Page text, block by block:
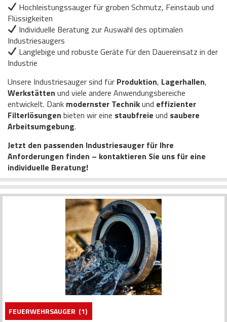
Hochleistungssauger für groben Schmutz, Feinstaub und
Flüssigkeiten
Individuelle Beratung zur Auswahl des optimalen
Industriesaugers
Langlebige und robuste Geräte für den Dauereinsatz in der
Industrie
Unsere Industriesauger sind für Produktion, Lagerhallen,
Werkstätten und viele andere Anwendungsbereiche
entwickelt. Dank modernster Technikund effizienter
Filterlösungen bieten wir eine staubfreie und saubere
Arbeitsumgebung.
Jetzt den passenden Industriesauger für Ihre
Anforderungen finden – kontaktieren Sie uns für eine
individuelle Beratung!
FEUERWEHRSAUGER (1)